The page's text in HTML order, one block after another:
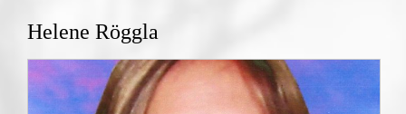
Helene Röggla